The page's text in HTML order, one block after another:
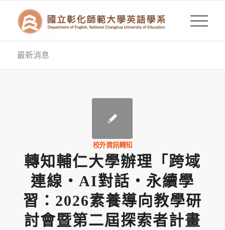
最新消息
校外資訊轉知
轉知輔仁大學辦理「跨域
連線・AI對話・永續學
習：2026素養導向教學研
討會暨第二屆探索者計畫